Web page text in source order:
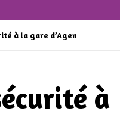
à la gare d’Agen
à